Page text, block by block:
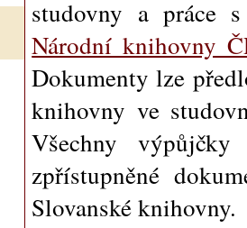
studovny a práce
Národní knihovny
Dokumenty lze
knihovny ve
Všechny
zpřístupněné
Slovanské knihovny.